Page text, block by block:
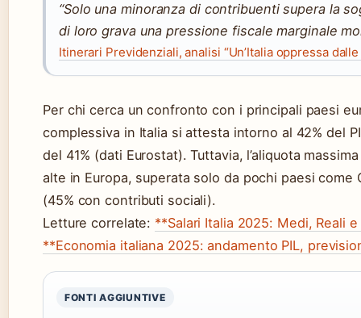
“Solo una minoranza di contribuenti supera la
di loro grava una pressione fiscale marginale
Itinerari Previdenziali, analisi “Un’Italia oppressa dalle
Per chi cerca un confronto con i principali paesi
complessiva in Italia si attesta intorno al 42% del
del 41% (dati Eurostat). Tuttavia, l’aliquota
alte in Europa, superata solo da pochi paesi come
(45% con contributi sociali).
Letture correlate: **Salari Italia 2025: Medi, Reali
**Economia italiana 2025: andamento PIL,
FONTI AGGIUNTIVE